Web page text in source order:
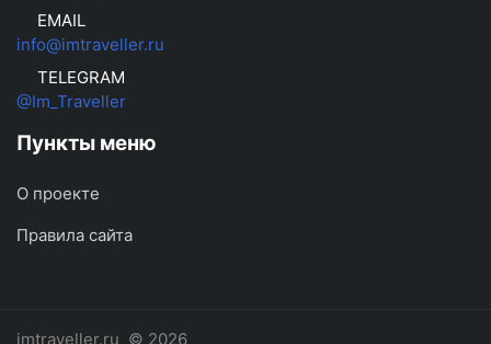
EMAIL
info@imtraveller.ru
TELEGRAM
@Im_Traveller
Пункты меню
О проекте
Правила сайта
imtraveller.ru © 2026